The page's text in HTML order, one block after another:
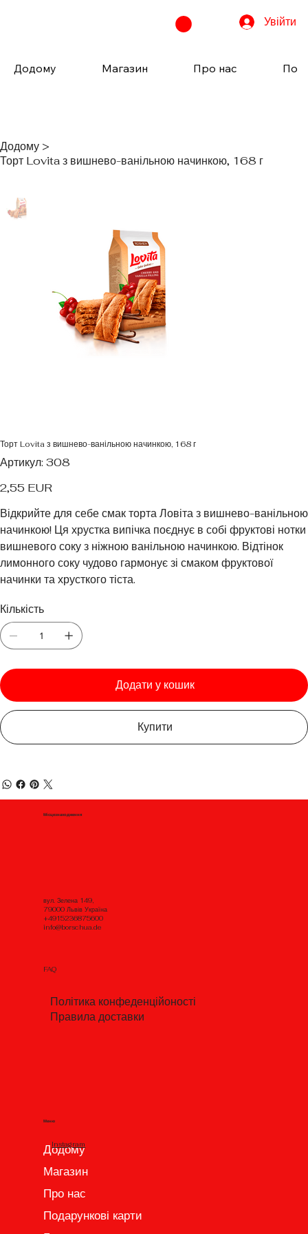
Увійти
Додому Магазин Про нас
Додому >
Торт Lovita з вишнево-ванільною начинкою, 168 г
Торт Lovita з вишнево-ванільною начинкою, 168 г
Артикул: Артикул
308
308
Ціна
2,55 EUR
Відкрийте для себе смак торта Ловіта з вишнево-ванільною
начинкою! Ця хрустка випічка поєднує в собі фруктові нотки
вишневого соку з ніжною ванільною начинкою. Відтінок
лимонного соку чудово гармонує зі смаком фруктової
начинки та хрусткого тіста.
Кількість
Додати у кошик
Купити
Місцезнаходження
вул. Зелена 149,
79000 Львів Україна
+4915236875600
info@borschua.de
Меню
Додому
Магазин
Про нас
Подарункові карти
FAQ
Політика конфеденційоності
Правила доставки
Instagram